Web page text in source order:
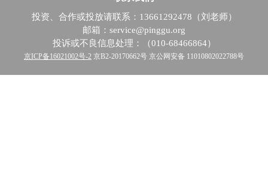
投资、合作或投放请联系：13661292478（刘老师）
邮箱：service@pinggu.org
投诉或不良信息处理：（010-68466864）
京ICP备16021002号-2 京B2-20170662号 京公网安备 11010802022788号